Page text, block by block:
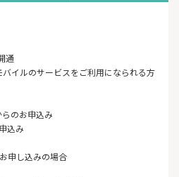
通
イルのサービスをご利用になられる方
のお申込み
込み
申し込みの場合